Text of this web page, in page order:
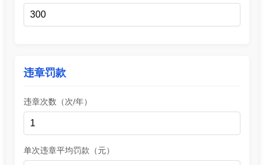
违章罚款
违章次数（次/年）
单次违章平均罚款（元）